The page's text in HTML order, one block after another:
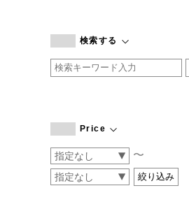
by basics
CATWORTH
COGTHEBIGSMOKE
CONVERSE
DEAN & DELUCA
検索する
Price
〜